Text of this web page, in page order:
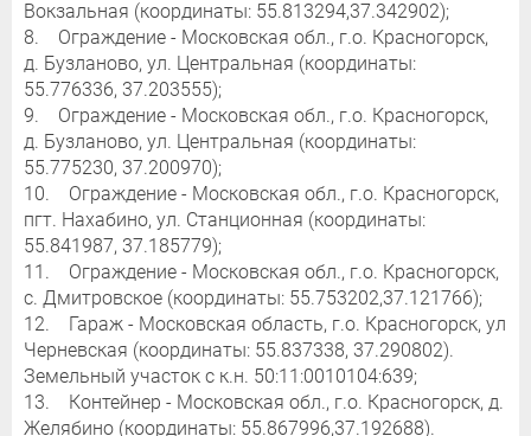
Вокзальная (координаты: 55.813294,37.342902);
8. Ограждение - Московская обл., г.о. Красногорск,
д. Бузланово, ул. Центральная (координаты:
55.776336, 37.203555);
9. Ограждение - Московская обл., г.о. Красногорск,
д. Бузланово, ул. Центральная (координаты:
55.775230, 37.200970);
10. Ограждение - Московская обл., г.о. Красногорск,
пгт. Нахабино, ул. Станционная (координаты:
55.841987, 37.185779);
11. Ограждение - Московская обл., г.о. Красногорск,
с. Дмитровское (координаты: 55.753202,37.121766);
12. Гараж - Московская область, г.о. Красногорск, ул
Черневская (координаты: 55.837338, 37.290802).
Земельный участок с к.н. 50:11:0010104:639;
13. Контейнер - Московская обл., г.о. Красногорск, д.
Желябино (координаты: 55.867996,37.192688).